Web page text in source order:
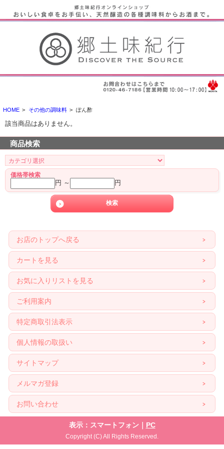
HOME > その他の調味料 > ぽん酢
該当商品はありません。
商品検索
価格帯検索
円 ～ 円
お店のトップへ戻る
カートを見る
お気に入りリストを見る
ご利用案内
特定商取引法表示
個人情報の取扱い
サイトマップ
メルマガ登録
お問い合わせ
表示：スマートフォン｜ PC
Copyright (C) All Rights Reserved.